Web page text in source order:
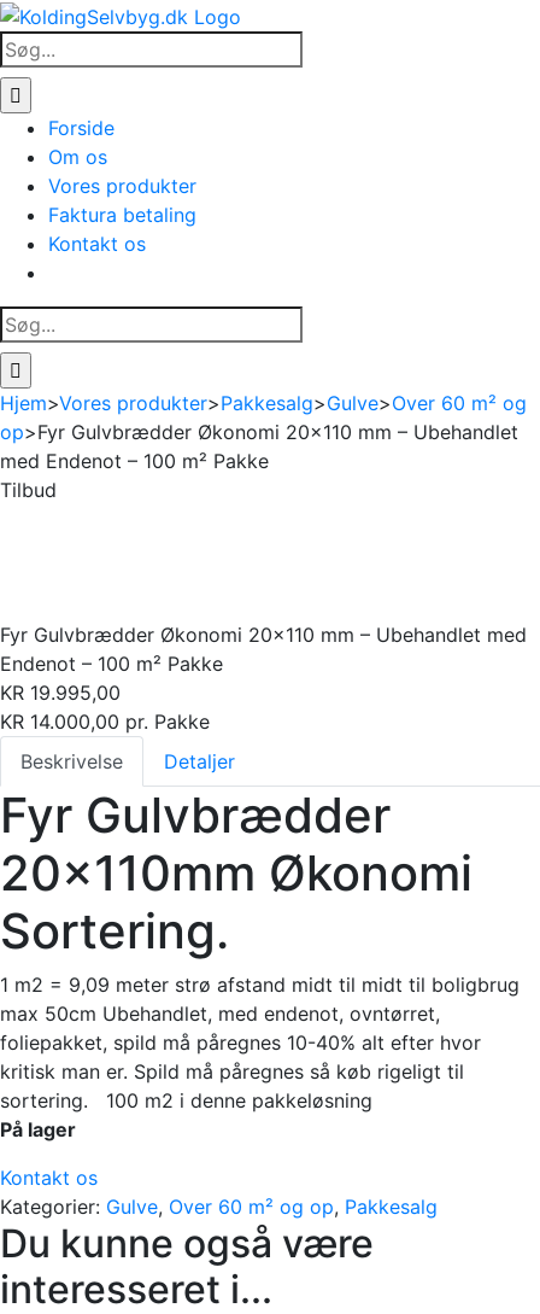
Skip
to
content
Søg
efter:
Forside
Om os
Vores produkter
Faktura betaling
Kontakt os
Søg
efter:
Hjem>Vores produkter>Pakkesalg>Gulve>Over 60 m² og
op>Fyr Gulvbrædder Økonomi 20×110 mm – Ubehandlet
med Endenot – 100 m² Pakke
Tilbud
Fyr Gulvbrædder Økonomi 20×110 mm – Ubehandlet med
Endenot – 100 m² Pakke
KR 19.995,00
KR 14.000,00 pr. Pakke
Beskrivelse
Detaljer
Fyr Gulvbrædder
20x110mm Økonomi
Sortering.
1 m2 = 9,09 meter strø afstand midt til midt til boligbrug
max 50cm Ubehandlet, med endenot, ovntørret,
foliepakket, spild må påregnes 10-40% alt efter hvor
kritisk man er. Spild må påregnes så køb rigeligt til
sortering. 100 m2 i denne pakkeløsning
På lager
Kontakt os
Kategorier: Gulve, Over 60 m² og op, Pakkesalg
Du kunne også være
interesseret i...